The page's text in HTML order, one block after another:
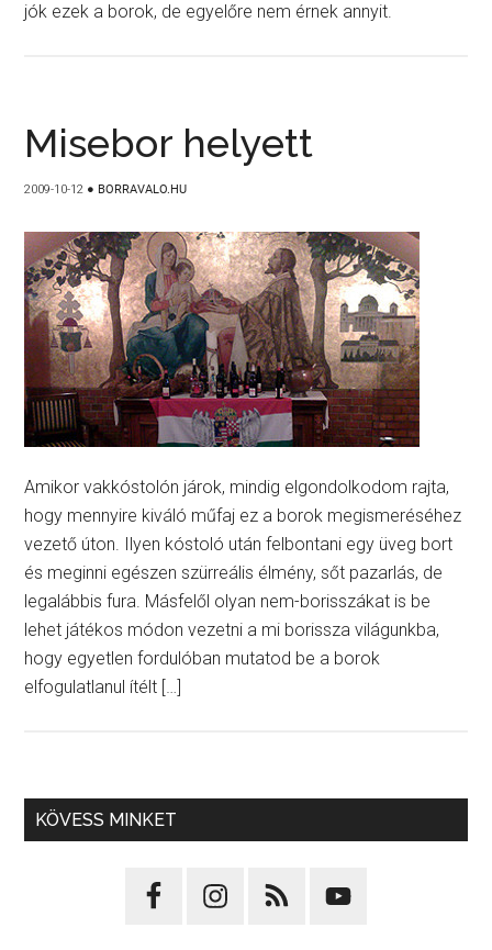
jók ezek a borok, de egyelőre nem érnek annyit.
Misebor helyett
2009-10-12 ● BORRAVALO.HU
Amikor vakkóstolón járok, mindig elgondolkodom rajta,
hogy mennyire kiváló műfaj ez a borok megismeréséhez
vezető úton. Ilyen kóstoló után felbontani egy üveg bort
és meginni egészen szürreális élmény, sőt pazarlás, de
legalábbis fura. Másfelől olyan nem-borisszákat is be
lehet játékos módon vezetni a mi borissza világunkba,
hogy egyetlen fordulóban mutatod be a borok
elfogulatlanul ítélt […]
KÖVESS MINKET